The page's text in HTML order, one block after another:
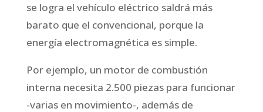
se logra el vehículo eléctrico saldrá más
barato que el convencional, porque la
energía electromagnética es simple.
Por ejemplo, un motor de combustión
interna necesita 2.500 piezas para funcionar
-varias en movimiento-, además de